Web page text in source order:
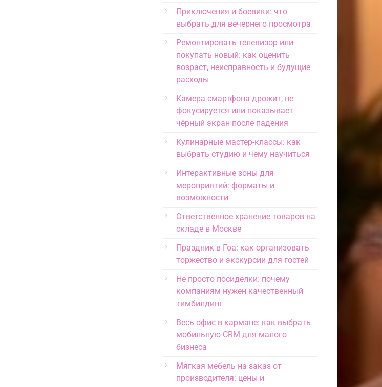
Приключения и боевики: что
выбрать для вечернего просмотра
Ремонтировать телевизор или
покупать новый: как оценить
возраст, неисправность и будущие
расходы
Камера смартфона дрожит, не
фокусируется или показывает
чёрный экран после падения
Кулинарные мастер-классы: как
выбрать студию и чему научиться
Интерактивные зоны для
мероприятий: форматы и
возможности
Ответственное хранение товаров на
складе в Москве
Праздник в Гоа: как организовать
торжество и экскурсии для гостей
Не просто посиделки: почему
компаниям нужен качественный
тимбилдинг
Весь офис в кармане: как выбрать
мобильную CRM для малого
бизнеса
Мягкая мебель на заказ от
производителя: цены и